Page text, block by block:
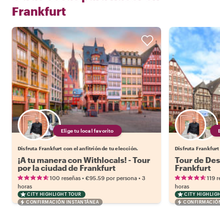
Frankfurt
Elige tu local favorito
Disfruta Frankfurt con el anfitrión de tu elección.
¡A tu manera con Withlocals! - Tour
por la ciudad de Frankfurt
100 reseñas • €95.59 por persona • 3
horas
CITY HIGHLIGHT TOUR
CONFIRMACIÓN INSTANTÁNEA
Disfruta
Tour de
Frankfurt
119
horas
CITY